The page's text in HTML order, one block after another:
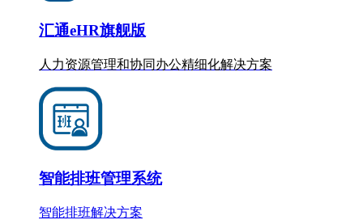
汇通eHR旗舰版
人力资源管理和协同办公精细化解决方案
智能排班管理系统
智能排班解决方案